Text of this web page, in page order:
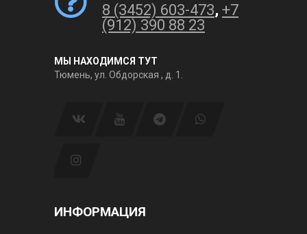
8 (3452) 603-473, +7
(912) 390 88 23
МЫ НАХОДИМСЯ ТУТ
Тюмень, ул. Обдорская , д. 1.
ИНФОРМАЦИЯ